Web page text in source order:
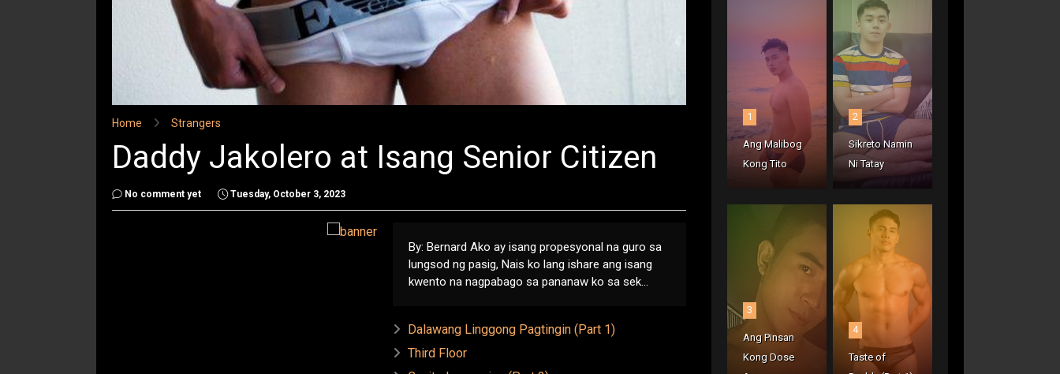
Home Strangers
Daddy Jakolero at Isang Senior Citizen
No comment yet Tuesday, October 3, 2023
By: Bernard Ako ay isang propesyonal na guro sa
lungsod ng pasig, Nais ko lang ishare ang isang
kwento na nagpabago sa pananaw ko sa sek...
Dalawang Linggong Pagtingin (Part 1)
Third Floor
1
Ang Malibog
Kong Tito
2
Sikreto Namin
Ni Tatay
3
Ang Pinsan
Kong Dose
4
Taste of